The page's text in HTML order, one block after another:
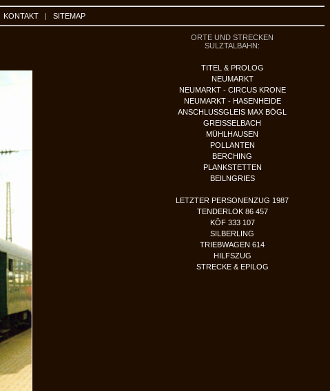
KONTAKT | SITEMAP
ORTE UND STRECKEN
SULZTALBAHN:
TITEL & PROLOG
NEUMARKT
NEUMARKT - CIRCUS KRONE
NEUMARKT - HASENHEIDE
ANSCHLUSSGLEIS MAX BÖGL
GREISSELBACH
MÜHLHAUSEN
POLLANTEN
BERCHING
PLANKSTETTEN
BEILNGRIES
LETZTER PERSONENZUG 1987
TENDERLOK 86 457
KÖF 333 107
SILBERLING
TRIEBWAGEN 614
HILFSZUG
STRECKE & EPILOG